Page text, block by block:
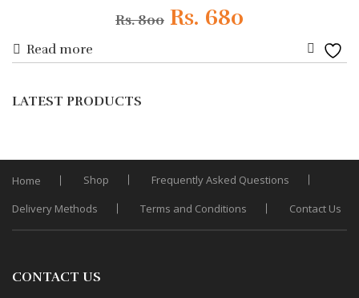
Rs.800 Original
price
Rs. 680
price
Read more
LATEST PRODUCTS
Home Shop
Frequently Asked Questions
Delivery Methods
Terms and Conditions Contact Us
CONTACT US